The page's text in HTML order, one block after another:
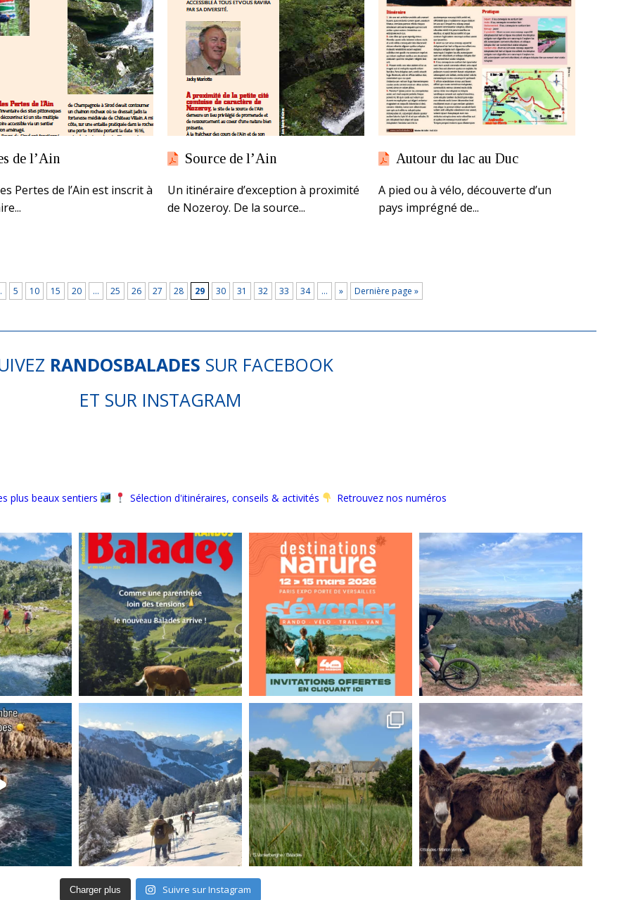
de l’Ain
Pertes de l’Ain est inscrit à
Source de l’Ain
Un itinéraire d’exception à proximité
de Nozeroy. De la source...
Autour du lac au Duc
A pied ou à vélo, découverte d’un
pays imprégné de...
5 10 15 20 … 25 26 27 28 29 30 31 32 33 34 … » Dernière page »
RANDOSBALADES SUR FACEBOOK
ET SUR INSTAGRAM
plus beaux sentiers Sélection d'itinéraires, conseils & activités Retrouvez nos numéros
Charger plus Suivre sur Instagram